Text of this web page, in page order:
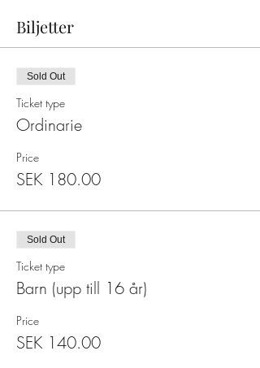
kylan och de fruktansvärda hostningarna från
den svarta döden som drar i gränderna...
Biljetter
Sold Out
Ticket type
Ordinarie
Price
SEK 180.00
Sold Out
Ticket type
Barn (upp till 16 år)
Price
SEK 140.00